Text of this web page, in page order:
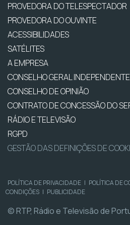
PROVEDORA DO TELESPECTADOR
PROVEDORA DO OUVINTE
ACESSIBILIDADES
SATÉLITES
A EMPRESA
CONSELHO GERAL INDEPENDENTE
CONSELHO DE OPINIÃO
CONTRATO DE CONCESSÃO DO
RÁDIO E TELEVISÃO
RGPD
GESTÃO DAS DEFINIÇÕES DE
POLÍTICA DE PRIVACIDADE | POLÍTICA DE
CONDIÇÕES | PUBLICIDADE
© RTP, Rádio e Televisão de